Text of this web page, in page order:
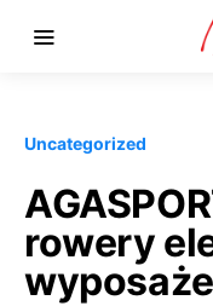
Uncategorized
rowery